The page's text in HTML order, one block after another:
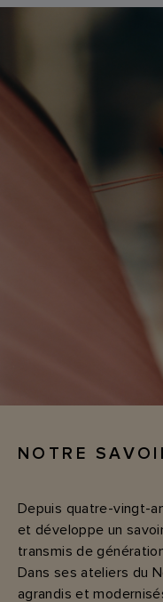
NOTRE
Depuis quatre-vingt-
et développe un
transmis de
Dans ses ateliers du
agrandis et